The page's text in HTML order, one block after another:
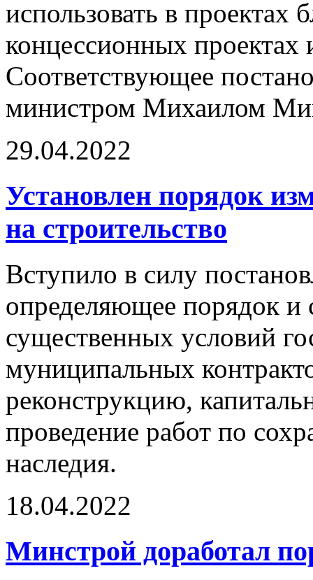
использовать в проектах
концессионных
Соответствующее
министром Михаилом
29.04.2022
Установлен порядок
на строительство
Вступило в силу
определяющее порядок и
существенных условий
муниципальных
реконструкцию,
проведение работ по
наследия.
18.04.2022
Минстрой доработал